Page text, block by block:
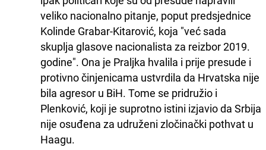
veliko nacionalno pitanje, poput predsjednice
Kolinde Grabar-Kitarović, koja "već sada
skuplja glasove nacionalista za reizbor 2019.
godine". Ona je Praljka hvalila i prije presude i
protivno činjenicama ustvrdila da Hrvatska nije
bila agresor u BiH. Tome se pridružio i
Plenković, koji je suprotno istini izjavio da Srbija
nije osuđena za udruženi zločinački pothvat u
Haagu.